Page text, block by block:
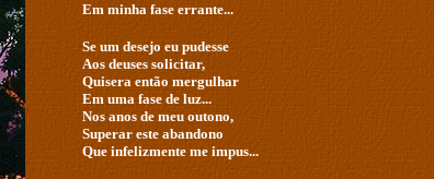
Em minha fase errante...
Se um desejo eu pudesse
Aos deuses solicitar,
Quisera então mergulhar
Em uma fase de luz...
Nos anos de meu outono,
Superar este abandono
Que infelizmente me impus...